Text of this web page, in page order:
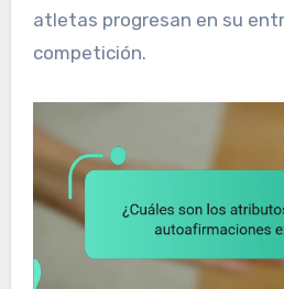
atletas progresan en su
competición.